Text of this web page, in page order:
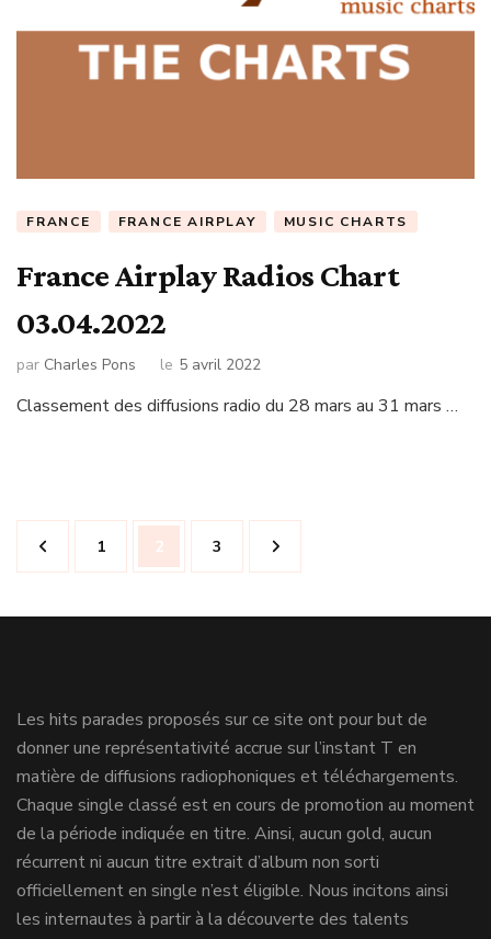
FRANCE FRANCE AIRPLAY MUSIC CHARTS
France Airplay Radios Chart
03.04.2022
par Charles Pons le 5 avril 2022
Classement des diffusions radio du 28 mars au 31 mars …
Navigation
des
Page
1 Page
2 Page
3
Les hits parades proposés sur ce site ont pour but de
donner une représentativité accrue sur l’instant T en
matière de diffusions radiophoniques et téléchargements.
Chaque single classé est en cours de promotion au moment
de la période indiquée en titre. Ainsi, aucun gold, aucun
récurrent ni aucun titre extrait d’album non sorti
officiellement en single n’est éligible. Nous incitons ainsi
les internautes à partir à la découverte des talents